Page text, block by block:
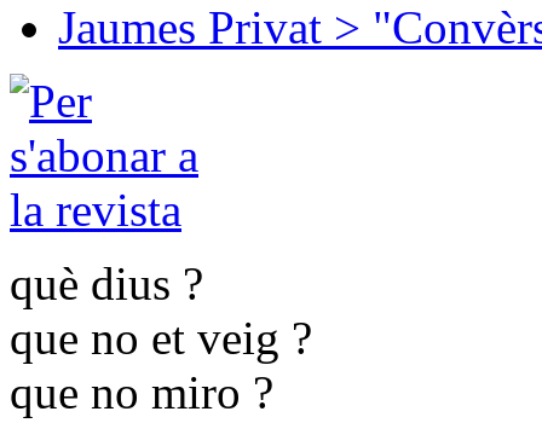
Jaumes Privat >
què dius ?
que no et veig ?
que no miro ?